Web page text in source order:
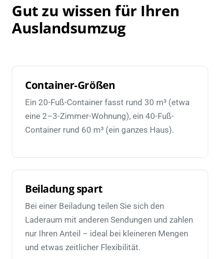
Gut zu wissen für Ihren
Auslandsumzug
Container-Größen
Ein 20-Fuß-Container fasst rund 30 m³ (etwa
eine 2–3-Zimmer-Wohnung), ein 40-Fuß-
Container rund 60 m³ (ein ganzes Haus).
Beiladung spart
Bei einer Beiladung teilen Sie sich den
Laderaum mit anderen Sendungen und zahlen
nur Ihren Anteil – ideal bei kleineren Mengen
und etwas zeitlicher Flexibilität.